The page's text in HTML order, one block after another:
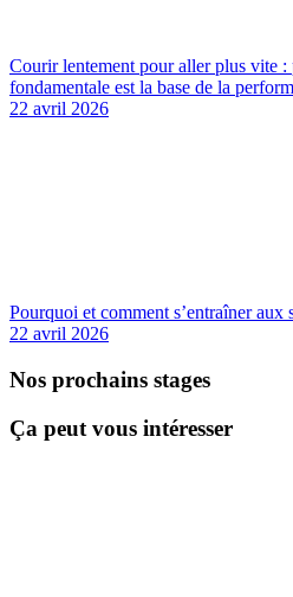
Courir lentement pour aller plus vite :
fondamentale est la base de la
22 avril 2026
Pourquoi et comment s’entraîner aux
22 avril 2026
Nos prochains stages
Ça peut vous intéresser